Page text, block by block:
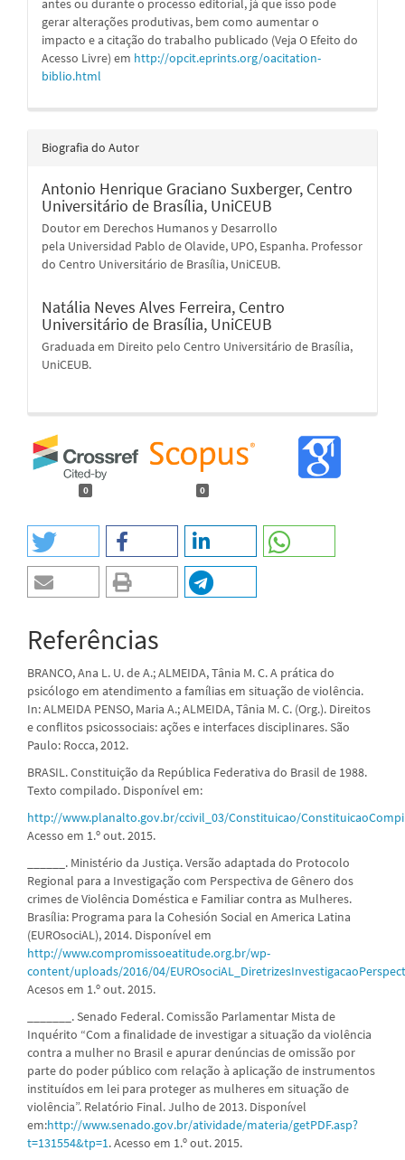
gerar alterações produtivas, bem como aumentar o
impacto e a citação do trabalho publicado (Veja O Efeito do
Acesso Livre) em http://opcit.eprints.org/oacitation-
biblio.html
Biografia do Autor
Antonio Henrique Graciano Suxberger, Centro
Universitário de Brasília, UniCEUB
Doutor em Derechos Humanos y Desarrollo
pela Universidad Pablo de Olavide, UPO, Espanha. Professor
do Centro Universitário de Brasília, UniCEUB.
Natália Neves Alves Ferreira, Centro
Universitário de Brasília, UniCEUB
Graduada em Direito pelo Centro Universitário de Brasília,
UniCEUB.
0 0
Referências
BRANCO, Ana L. U. de A.; ALMEIDA, Tânia M. C. A prática do
psicólogo em atendimento a famílias em situação de violência.
In: ALMEIDA PENSO, Maria A.; ALMEIDA, Tânia M. C. (Org.). Direitos
e conflitos psicossociais: ações e interfaces disciplinares. São
Paulo: Rocca, 2012.
BRASIL. Constituição da República Federativa do Brasil de 1988.
Texto compilado. Disponível em:
http://www.planalto.gov.br/ccivil_03/Constituicao/
Acesso em 1.º out. 2015.
______. Ministério da Justiça. Versão adaptada do Protocolo
Regional para a Investigação com Perspectiva de Gênero dos
crimes de Violência Doméstica e Familiar contra as Mulheres.
Brasília: Programa para la Cohesión Social en America Latina
(EUROsociAL), 2014. Disponível em
http://www.compromissoeatitude.org.br/wp-
content/uploads/2016/04/
Acesos em 1.º out. 2015.
_______. Senado Federal. Comissão Parlamentar Mista de
Inquérito “Com a finalidade de investigar a situação da violência
contra a mulher no Brasil e apurar denúncias de omissão por
parte do poder público com relação à aplicação de instrumentos
instituídos em lei para proteger as mulheres em situação de
violência”. Relatório Final. Julho de 2013. Disponível
em:http://www.senado.gov.br/atividade/materia/getPDF.asp?
t=131554&tp=1. Acesso em 1.º out. 2015.